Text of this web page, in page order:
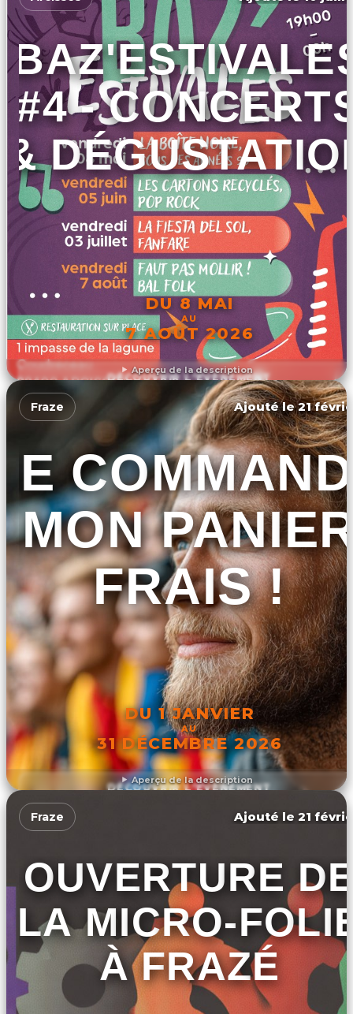
Aperçu de la description
#4 -
&
DU 8 MAI
AU
7 AOÛT 2026
DÉCOUVRIR L'ÉVÉNEMENT
Aperçu de la description
Fraze Ajouté le 21
MON
FRAIS !
DU 1 JANVIER
AU
31 DÉCEMBRE 2026
DÉCOUVRIR L'ÉVÉNEMENT
Fraze Ajouté le 21
OUVERTURE
LA MICRO-
À FRAZÉ